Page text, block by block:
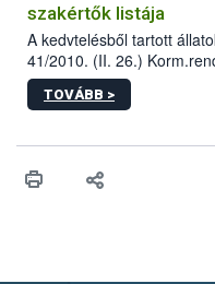
szakértők listája
A kedvtelésből tartott
41/2010. (II. 26.)
sérülés, illetve ennek
hatósági feladatokat,
vonni az ebek
TOVÁBB >